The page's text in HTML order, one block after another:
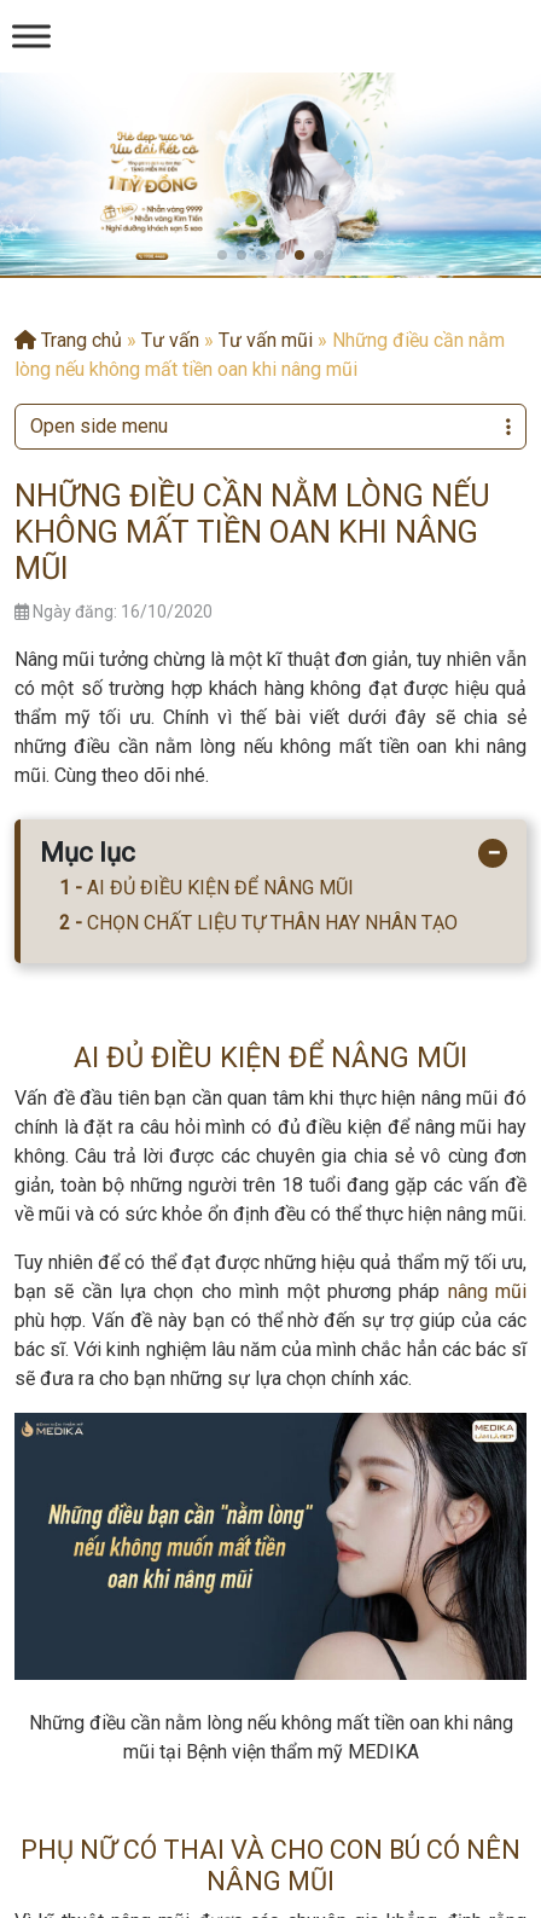
Trang chủ » Tư vấn » Tư vấn mũi » Những điều cần nằm
lòng nếu không mất tiền oan khi nâng mũi
NHỮNG ĐIỀU CẦN NẰM LÒNG NẾU
KHÔNG MẤT TIỀN OAN KHI NÂNG
MŨI
Ngày đăng: 16/10/2020
Nâng mũi tưởng chừng là một kĩ thuật đơn giản, tuy nhiên vẫn
có một số trường hợp khách hàng không đạt được hiệu quả
thẩm mỹ tối ưu. Chính vì thế bài viết dưới đây sẽ chia sẻ
những điều cần nằm lòng nếu không mất tiền oan khi nâng
mũi. Cùng theo dõi nhé.
Mục lục −
AI ĐỦ ĐIỀU KIỆN ĐỂ NÂNG MŨI
CHỌN CHẤT LIỆU TỰ THÂN HAY NHÂN TẠO
AI ĐỦ ĐIỀU KIỆN ĐỂ NÂNG MŨI
Vấn đề đầu tiên bạn cần quan tâm khi thực hiện nâng mũi đó
chính là đặt ra câu hỏi mình có đủ điều kiện để nâng mũi hay
không. Câu trả lời được các chuyên gia chia sẻ vô cùng đơn
giản, toàn bộ những người trên 18 tuổi đang gặp các vấn đề
về mũi và có sức khỏe ổn định đều có thể thực hiện nâng mũi.
Tuy nhiên để có thể đạt được những hiệu quả thẩm mỹ tối ưu,
bạn sẽ cần lựa chọn cho mình một phương pháp nâng mũi
phù hợp. Vấn đề này bạn có thể nhờ đến sự trợ giúp của các
bác sĩ. Với kinh nghiệm lâu năm của mình chắc hẳn các bác sĩ
sẽ đưa ra cho bạn những sự lựa chọn chính xác.
Những điều cần nằm lòng nếu không mất tiền oan khi nâng
mũi tại Bệnh viện thẩm mỹ MEDIKA
PHỤ NỮ CÓ THAI VÀ CHO CON BÚ CÓ NÊN
NÂNG MŨI
Open side menu